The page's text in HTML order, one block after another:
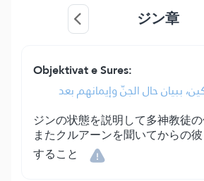
ジン章
Objektivat e Sures:
ببيان حال الجنّ وإيمانهم بعد
ジンの状態を説明して多神教徒の
またクルアーンを聞いてからの
すること